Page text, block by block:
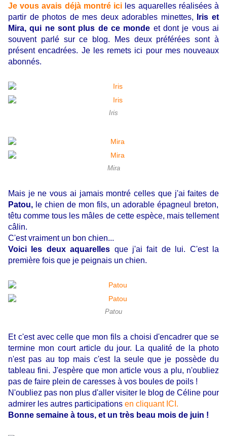
Je vous avais déjà montré ici les aquarelles réalisées à
partir de photos de mes deux adorables minettes,
Iris et
Mira, qui ne sont plus de ce monde et dont je vous ai
souvent parlé sur ce blog. Mes deux préférées sont à
présent encadrées. Je les remets ici pour mes nouveaux
abonnés.
Iris
Mira
Mais je ne vous ai jamais montré celles que j'ai faites de
Patou, le chien de mon fils, un adorable épagneul breton,
têtu comme tous les mâles de cette espèce, mais tellement
câlin.
C'est vraiment un bon chien...
Voici les deux aquarelles que j'ai fait de lui. C'est la
première fois que je peignais un chien.
Patou
Et c'est avec celle que mon fils a choisi d'encadrer que se
termine mon court article du jour. La qualité de la photo
n'est pas au top mais c'est la seule que je possède du
tableau fini. J'espère que mon article vous a plu, n'oubliez
pas de faire plein de caresses à vos boules de poils !
N'oubliez pas non plus d'aller visiter le blog de Céline pour
admirer les autres participations en cliquant ICI.
Bonne semaine à tous, et un très beau mois de juin !